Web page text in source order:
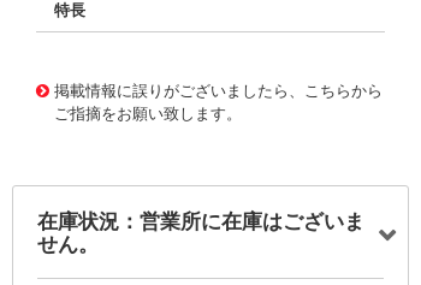
特長
掲載情報に誤りがございましたら、こちらから
ご指摘をお願い致します。
在庫状況：営業所に在庫はございま
せん。